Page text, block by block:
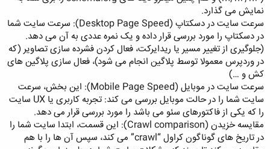
نمایش می گذارد.
سرعت سایت در دسکتاپ (Desktop Page Speed): سرعت سایت شما
در دسکتاپ را مورد بررسی قرار داده و یک نمره عددی به آن می دهد.
(جلوگیری از تغییر مسیر یا ریدایرکت، فعال کردن فشرده سازی تصاویر (که
در وردپرس معمولا توسط پلاگین انجام می شود)، فعال سازی پلاگین های
کش و …)
سرعت سایت در موبایل (Mobile Page Speed): این بخش، سرعت
سایت شما را در حالت موبایل بررسی می کند: تجربه کاربری یا UX سایت
را که یکی از فاکتورهای سئو می باشد را مورد بررسی قرار می دهد.
مقایسه خزیدن (Crawl comparison): این قسمت، ابتدا سایت شما را
در تاریخ های گوناگون کراول “crawl” می کند، سپس آن ها را با هم